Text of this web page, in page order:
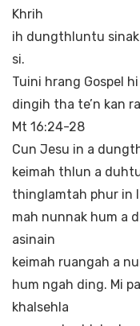
Khrih
ih dungthluntu
si.
Tuini hrang Gospel
dingih tha te’n kan
Mt 16:24-28
Cun Jesu in a
keimah thlun a
thinglamtah phur in
mah nunnak hum a
asinain
keimah ruangah a
hum ngah ding. Mi
khalsehla